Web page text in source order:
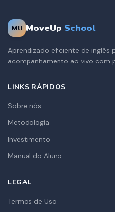
MU MoveUp School
Aprendizado eficiente de inglês
acompanhamento ao vivo com
LINKS RÁPIDOS
Sobre nós
Metodologia
Investimento
Manual do Aluno
LEGAL
Termos de Uso